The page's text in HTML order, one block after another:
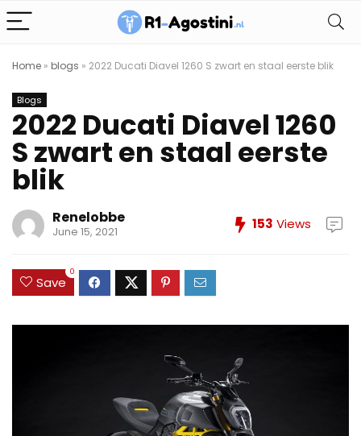
Home » blogs » 2022 Ducati Diavel 1260 S zwart en staal eerste blik
Blogs
2022 Ducati Diavel 1260
S zwart en staal eerste
blik
Renelobbe
June 15, 2021 153 Views
Save
0